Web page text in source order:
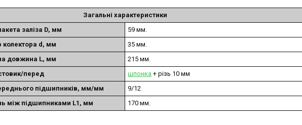
Загальні характеристики
заліза D, мм
59 мм.
колектора d, мм
35 мм.
довжина L, мм
215 мм.
перед
шпонка + різь 10 мм
підшипників, мм/мм
9/12
між підшипниками L1, мм
170 мм.